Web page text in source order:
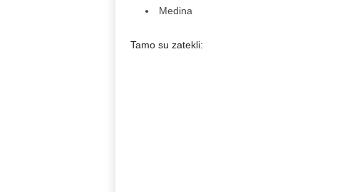
Medina
Tamo su zatekli: